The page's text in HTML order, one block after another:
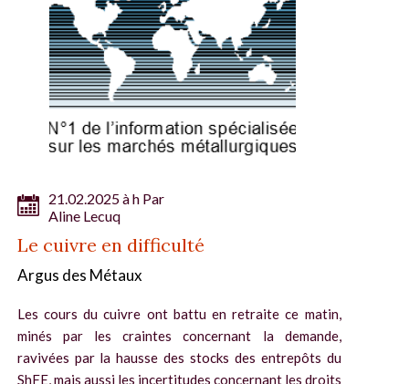
21.02.2025 à h Par
Aline Lecuq
Le cuivre en difficulté
Argus des Métaux
Les cours du cuivre ont battu en retraite ce matin,
minés par les craintes concernant la demande,
ravivées par la hausse des stocks des entrepôts du
ShFE, mais aussi les incertitudes concernant les droits